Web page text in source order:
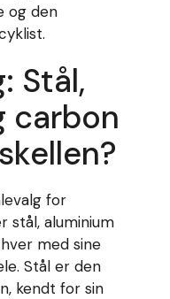
og den
Stål,
carbon
for
stål, aluminium
med sine
Stål er den
kendt for sin